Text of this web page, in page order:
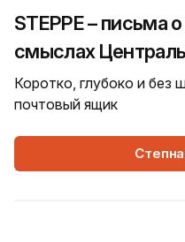
STEPPE – письма
смыслах
Коротко, глубоко и
почтовый ящик